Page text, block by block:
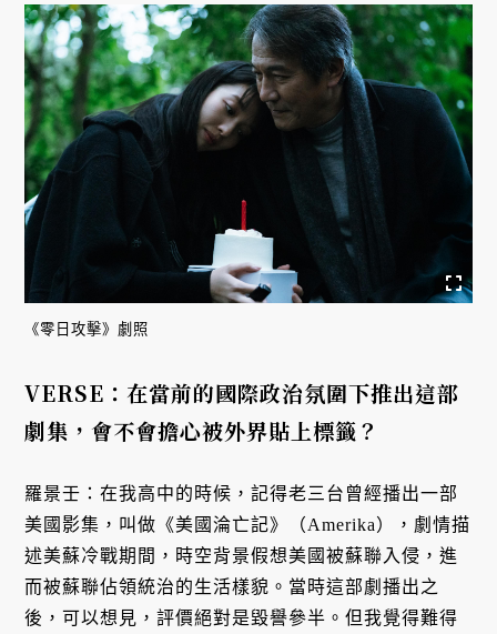
《零日攻擊》劇照
VERSE：在當前的國際政治氛圍下推出這部
劇集，會不會擔心被外界貼上標籤？
羅景壬：在我高中的時候，記得老三台曾經播出一部
美國影集，叫做《美國淪亡記》（Amerika），劇情描
述美蘇冷戰期間，時空背景假想美國被蘇聯入侵，進
而被蘇聯佔領統治的生活樣貌。當時這部劇播出之
後，可以想見，評價絕對是毀譽參半。但我覺得難得